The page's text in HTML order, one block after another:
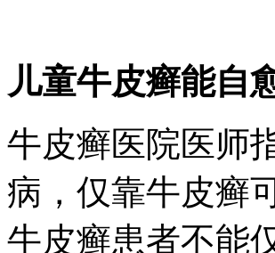
儿童牛皮癣能自
牛皮癣医院医师
病，仅靠牛皮癣
牛皮癣患者不能